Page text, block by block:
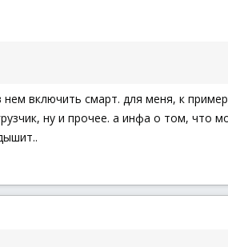
включить смарт. для меня, к
ну и прочее. а инфа о том, что